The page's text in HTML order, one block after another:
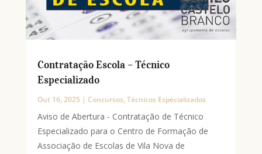
Contratação Escola – Técnico
Especializado
Out 16, 2025 | Concursos,Técnicos Especializados
Aviso de Abertura - Contratação de Técnico
Especializado para o Centro de Formação de
Associação de Escolas de Vila Nova de